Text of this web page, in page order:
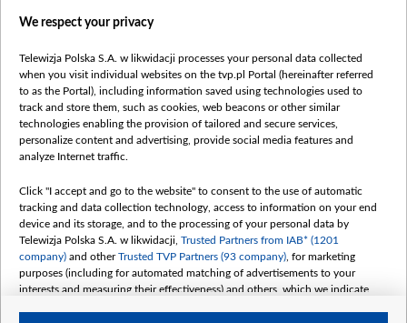
Правілы выкарыстання матэрыялаў
Бяспека
Youtube
Белсат news
Белсат Shorts
Жэстачайшы мульт
Belsat English
Biełsat PL
Белсат Now
Белсат History
Белсат Music
We respect your privacy
Telewizja Polska S.A. w likwidacji processes your personal data collected
when you visit individual websites on the tvp.pl Portal (hereinafter referred
to as the Portal), including information saved using technologies used to
track and store them, such as cookies, web beacons or other similar
technologies enabling the provision of tailored and secure services,
personalize content and advertising, provide social media features and
analyze Internet traffic.
Click "I accept and go to the website" to consent to the use of automatic
tracking and data collection technology, access to information on your end
device and its storage, and to the processing of your personal data by
Telewizja Polska S.A. w likwidacji, Trusted Partners from IAB* (1201
company) and otherTrusted TVP Partners (93 company) , for marketing
purposes (including for automated matching of advertisements to your
interests and measuring their effectiveness) and others, which we indicate